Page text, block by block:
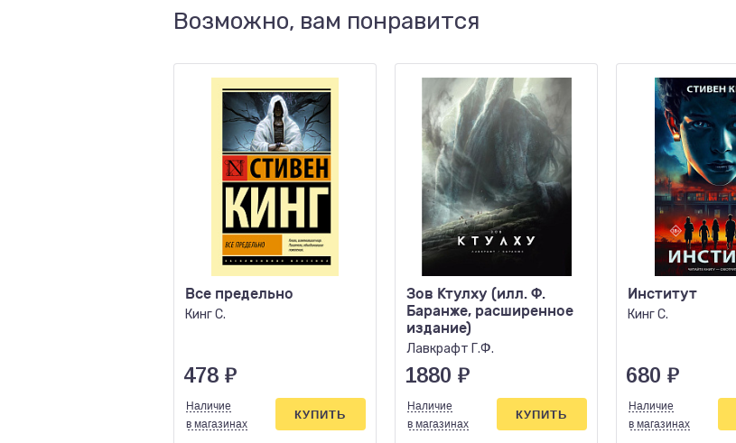
Возможно, вам понравится
Все предельно
Кинг С.
478 ₽
Наличие
в магазинах
КУПИТЬ
Зов Ктулху (илл. Ф.
Баранже, расширенное
издание)
Лавкрафт Г.Ф.
1880 ₽
Наличие
в магазинах
КУПИТЬ
Институт
Кинг С.
680 ₽
Наличие
в магазинах